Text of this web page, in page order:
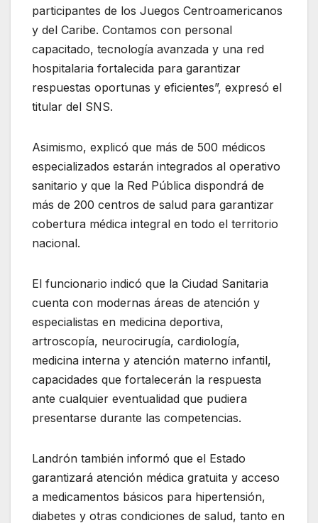
participantes de los Juegos Centroamericanos
y del Caribe. Contamos con personal
capacitado, tecnología avanzada y una red
hospitalaria fortalecida para garantizar
respuestas oportunas y eficientes”, expresó el
titular del SNS.
Asimismo, explicó que más de 500 médicos
especializados estarán integrados al operativo
sanitario y que la Red Pública dispondrá de
más de 200 centros de salud para garantizar
cobertura médica integral en todo el territorio
nacional.
El funcionario indicó que la Ciudad Sanitaria
cuenta con modernas áreas de atención y
especialistas en medicina deportiva,
artroscopía, neurocirugía, cardiología,
medicina interna y atención materno infantil,
capacidades que fortalecerán la respuesta
ante cualquier eventualidad que pudiera
presentarse durante las competencias.
Landrón también informó que el Estado
garantizará atención médica gratuita y acceso
a medicamentos básicos para hipertensión,
diabetes y otras condiciones de salud, tanto en